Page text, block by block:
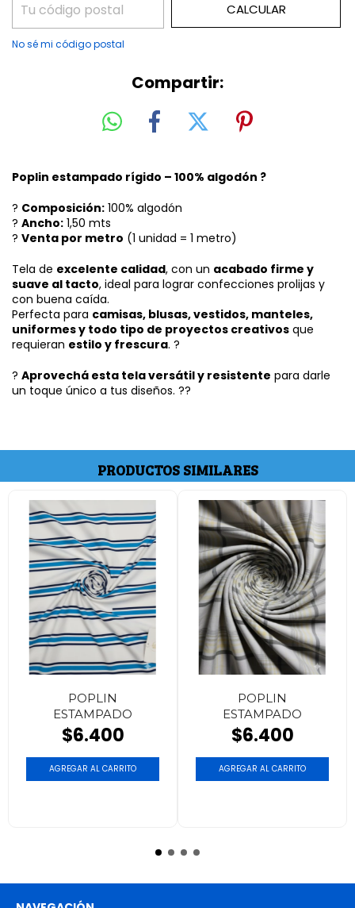
CALCULAR
No sé mi código postal
Compartir:
Poplin estampado rígido – 100% algodón ?
? Composición: 100% algodón
? Ancho: 1,50 mts
? Venta por metro (1 unidad = 1 metro)
Tela de excelente calidad, con un acabado firme y
suave al tacto, ideal para lograr confecciones prolijas y
con buena caída.
Perfecta para camisas, blusas, vestidos, manteles,
uniformes y todo tipo de proyectos creativos que
requieran estilo y frescura. ?
? Aprovechá esta tela versátil y resistente para darle
un toque único a tus diseños. ??
PRODUCTOS SIMILARES
POPLIN
ESTAMPADO
$6.400
POPLIN
ESTAMPADO
$6.400